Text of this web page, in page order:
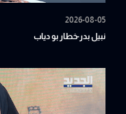
2026-08-05
نبيل بدر-خطار بو دياب